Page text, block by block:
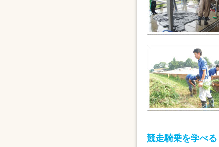
競走騎乗を学べ